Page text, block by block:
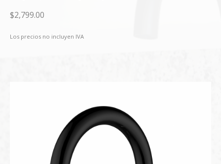
$2,799.00
Los precios no incluyen IVA